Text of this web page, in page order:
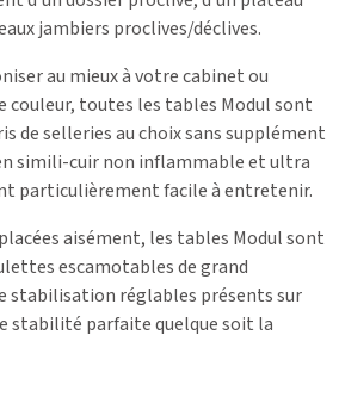
jambiers proclives/déclives.
au mieux à votre cabinet ou
couleur, toutes les tables Modul sont
de selleries au choix sans supplément
simili-cuir non inflammable et ultra
particulièrement facile à entretenir.
aisément, les tables Modul sont
escamotables de grand
stabilisation réglables présents sur
stabilité parfaite quelque soit la